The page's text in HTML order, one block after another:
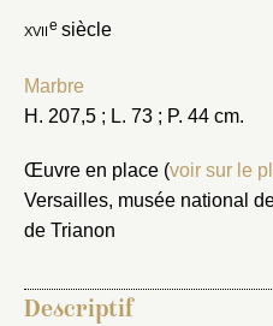
xviie siècle
Marbre
H. 207,5 ; L. 73 ; P. 44 cm.
Œuvre en place (voir sur le
Versailles, musée national
de Trianon
Descriptif